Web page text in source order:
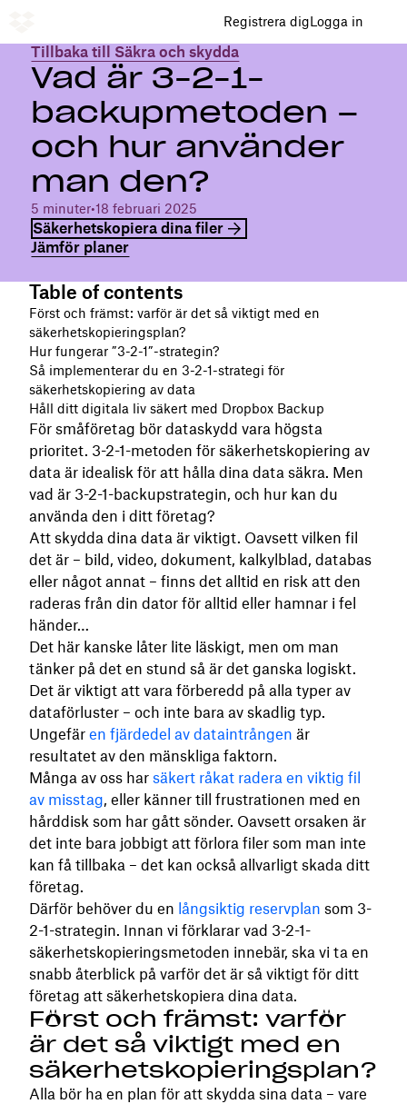
Registrera digLogga in
Tillbaka till Säkra och skydda
Vad är 3-2-1-
backupmetoden –
och hur använder
man den?
5 minuter•18 februari 2025
Säkerhetskopiera dina filer
Jämför planer
Table of contents
Först och främst: varför är det så viktigt med en
säkerhetskopieringsplan?
Hur fungerar ”3-2-1”-strategin?
Så implementerar du en 3-2-1-strategi för
säkerhetskopiering av data
Håll ditt digitala liv säkert med Dropbox Backup
För småföretag bör dataskydd vara högsta
prioritet. 3-2-1-metoden för säkerhetskopiering av
data är idealisk för att hålla dina data säkra. Men
vad är 3-2-1-backupstrategin, och hur kan du
använda den i ditt företag?
Att skydda dina data är viktigt. Oavsett vilken fil
det är – bild, video, dokument, kalkylblad, databas
eller något annat – finns det alltid en risk att den
raderas från din dator för alltid eller hamnar i fel
händer…
Det här kanske låter lite läskigt, men om man
tänker på det en stund så är det ganska logiskt.
Det är viktigt att vara förberedd på alla typer av
dataförluster – och inte bara av skadlig typ.
Ungefär en fjärdedel av dataintrången är
resultatet av den mänskliga faktorn.
Många av oss har säkert råkat radera en viktig fil
av misstag, eller känner till frustrationen med en
hårddisk som har gått sönder. Oavsett orsaken är
det inte bara jobbigt att förlora filer som man inte
kan få tillbaka – det kan också allvarligt skada ditt
företag.
Därför behöver du en långsiktig reservplan som 3-
2-1-strategin. Innan vi förklarar vad 3-2-1-
säkerhetskopieringsmetoden innebär, ska vi ta en
snabb återblick på varför det är så viktigt för ditt
företag att säkerhetskopiera dina data.
Först och främst: varför
är det så viktigt med en
säkerhetskopieringsplan?
Alla bör ha en plan för att skydda sina data – vare